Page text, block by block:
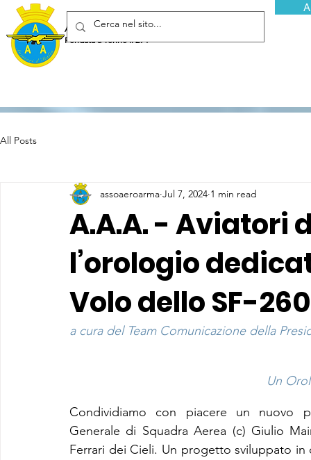
Associazione Arma Aeronautica - Aviatori d'Italia ETS
Fondata a Torino il 29 febbraio 1952
All Posts
A.A.A. - Aviatori
l’orologio
Volo dello SF-260
assoaeroarma Jul 7, 2024 1 min read
a cura del Team Comunicazione della
Un
Condividiamo con piacere un nuovo
Generale di Squadra Aerea (c) Giulio
Ferrari dei Cieli. Un progetto sviluppato in